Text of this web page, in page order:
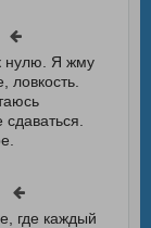
нулю. Я жму
ловкость.
где каждый